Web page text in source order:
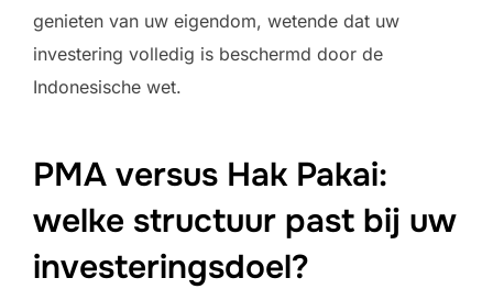
genieten van uw eigendom, wetende dat uw
investering volledig is beschermd door de
Indonesische wet.
PMA versus Hak Pakai:
welke structuur past bij uw
investeringsdoel?